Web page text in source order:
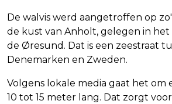
De walvis werd aangetroffen op
de kust van Anholt, gelegen in
de Øresund. Dat is een zeestraat
Denemarken en Zweden.
Volgens lokale media gaat het
10 tot 15 meter lang. Dat zorgt